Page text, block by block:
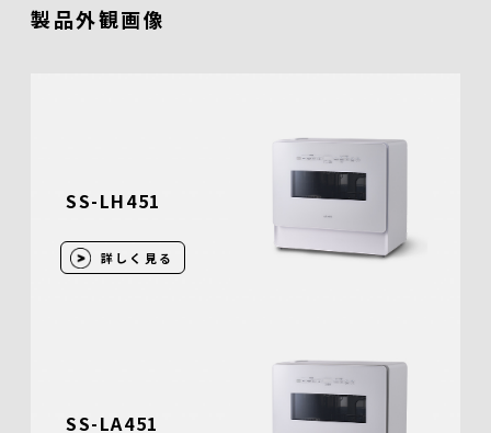
製品外観画像
SS-LH451
詳しく見る
SS-LA451